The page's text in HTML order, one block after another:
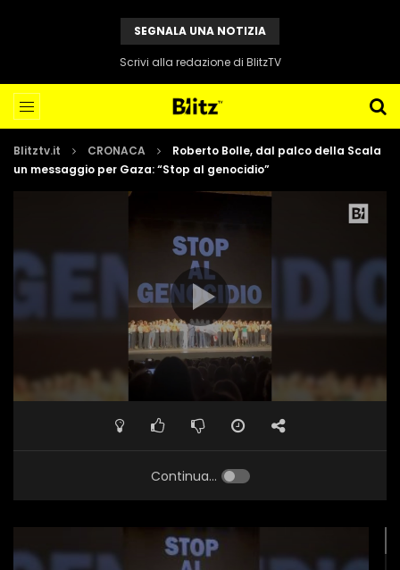
SEGNALA UNA NOTIZIA
Scrivi alla redazione di BlitzTV
Blitztv.it CRONACA
Roberto Bolle, dal palco della Scala
un messaggio per Gaza: “Stop al genocidio”
Continua...